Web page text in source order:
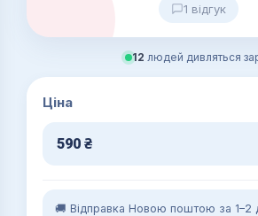
1 відгук
12 людей дивляться
Ціна
590 ₴
🚚 Відправка Новою поштою за 1–2